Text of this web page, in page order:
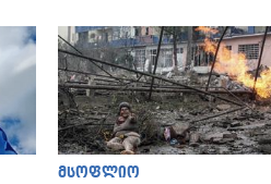
გადახედვა
მსოფლიო